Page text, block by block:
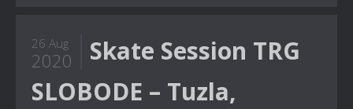
26 Aug
2020
Skate Session TRG
SLOBODE – Tuzla,